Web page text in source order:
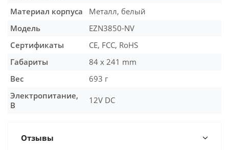
Материал корпуса
Металл, белый
Модель
EZN3850-NV
Сертификаты
CE, FCC, RoHS
Габариты
84 x 241 mm
Вес
693 г
Электропитание,
В
12V DC
Отзывы